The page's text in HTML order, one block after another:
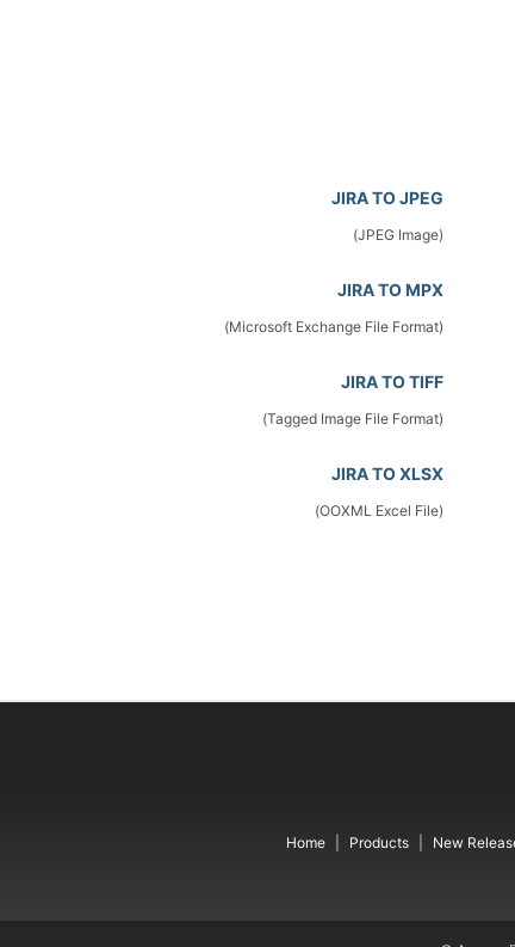
JIRA TO JPEG
(JPEG Image)
JIRA TO MPX
(Microsoft Exchange File Format)
JIRA TO TIFF
(Tagged Image File Format)
JIRA TO XLSX
(OOXML Excel File)
Home Products New